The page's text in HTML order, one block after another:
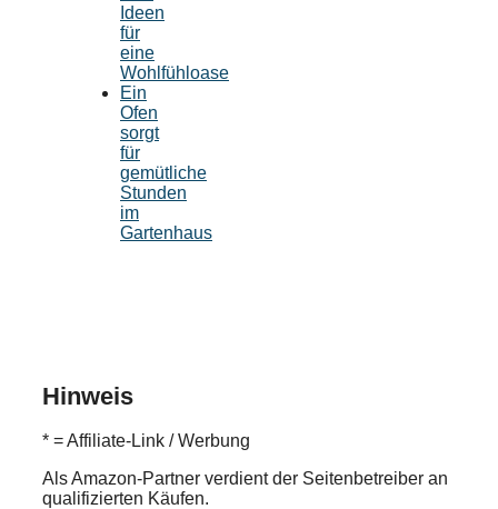
Ideen
für
eine
Wohlfühloase
Ein
Ofen
sorgt
für
gemütliche
Stunden
im
Gartenhaus
Hinweis
* = Affiliate-Link / Werbung
Als Amazon-Partner verdient der Seitenbetreiber an
qualifizierten Käufen.